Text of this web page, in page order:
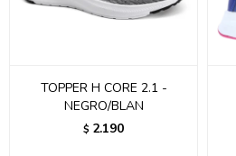
TOPPER H CORE 2.1 -
NEGRO/BLAN
$ 2.190